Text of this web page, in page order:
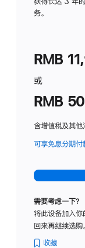
务。
RMB
或
RMB
含增值税及其他
可享免息分期付
需要考虑一下？
将此设备加入你
回来再继续选购。
收藏